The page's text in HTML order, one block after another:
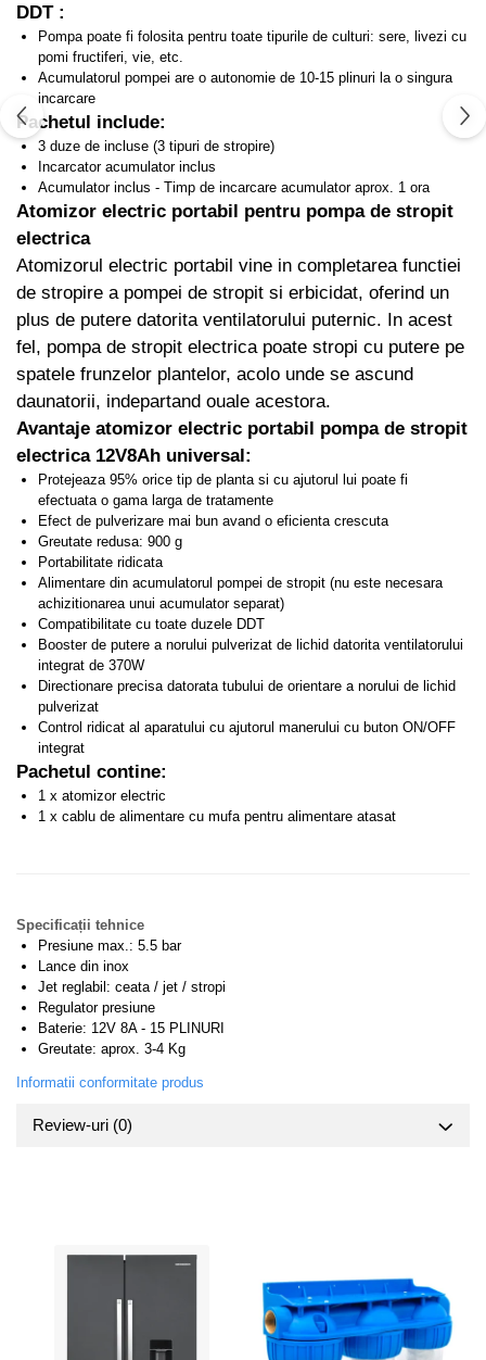
Truse de lipit PPR
Ventuze cu brate pentru transport
Vibratoare beton
Masini de spalat rufe cu uscator
Uscatoare de rufe
Masini de facut paine
Pachete electrocasnice
incorporabile
Seturi oale
SANDWICH MAKER
Storcatoare de fructe
DDT :
Pompa poate fi folosita pentru toate tipurile de culturi: sere, livezi cu
pomi fructiferi, vie, etc.
Acumulatorul pompei are o autonomie de 10-15 plinuri la o singura
incarcare
Pachetul include:
3 duze de incluse (3 tipuri de stropire)
Incarcator acumulator inclus
Acumulator inclus - Timp de incarcare acumulator aprox. 1 ora
Atomizor electric portabil pentru pompa de stropit
electrica
Atomizorul electric portabil vine in completarea functiei
de stropire a pompei de stropit si erbicidat, oferind un
plus de putere datorita ventilatorului puternic. In acest
fel, pompa de stropit electrica poate stropi cu putere pe
spatele frunzelor plantelor, acolo unde se ascund
daunatorii, indepartand ouale acestora.
Avantaje atomizor electric portabil pompa de stropit
electrica 12V8Ah universal:
Protejeaza 95% orice tip de planta si cu ajutorul lui poate fi
efectuata o gama larga de tratamente
Efect de pulverizare mai bun avand o eficienta crescuta
Greutate redusa: 900 g
Portabilitate ridicata
Alimentare din acumulatorul pompei de stropit (nu este necesara
achizitionarea unui acumulator separat)
Compatibilitate cu toate duzele DDT
Booster de putere a norului pulverizat de lichid datorita ventilatorului
integrat de 370W
Directionare precisa datorata tubului de orientare a norului de lichid
pulverizat
Control ridicat al aparatului cu ajutorul manerului cu buton ON/OFF
integrat
Pachetul contine:
1 x atomizor electric
1 x cablu de alimentare cu mufa pentru alimentare atasat
Specificații tehnice
Presiune max.: 5.5 bar
Lance din inox
Jet reglabil: ceata / jet / stropi
Regulator presiune
Baterie: 12V 8A - 15 PLINURI
Greutate: aprox. 3-4 Kg
Informatii conformitate produs
Review-uri (0)